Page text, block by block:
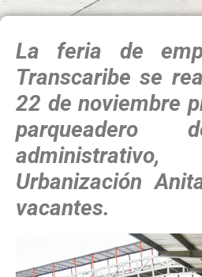
La feria de
Transcaribe se
22 de noviembre
parqueadero
Urbanización
vacantes.